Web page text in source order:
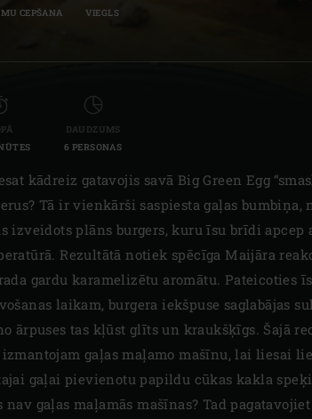
| España
| Sverige
(French) | Schweiz (Français)
| Schweiz
| Türkiye
CEPŠANA
VIEGLS
DAUDZUMS
6 PERSONAS
kādreiz gatavojis savā Big Green Egg
Tā ir vienkārši saspiesta gaļas bumbiņa,
izveidots plāns burgers, kuru īsu brīdi apcep
Rezultātā notiek spēcīga Maijāra
gardu karamelizētu aromātu. Pateicoties
laikam, burgera iekšpuse saglabājas
ārpuses tas kļūst glīts un kraukšķīgs. Šajā
izmantojam gaļas maļamo mašīnu, lai liesai
gaļai pievienotu papildu cūkas kakla
nav gaļas maļamās mašīnas? Tad pagatavojiet